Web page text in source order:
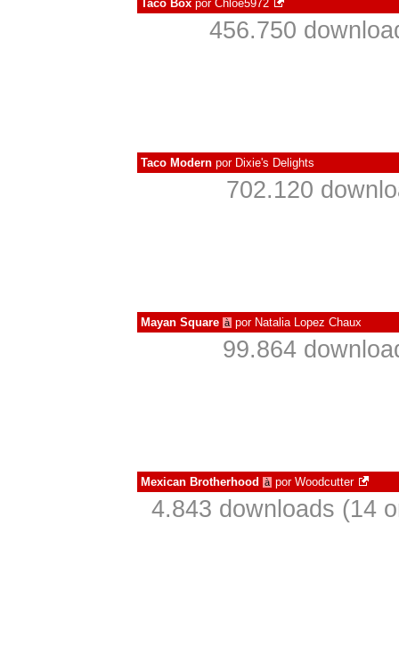
Taco Box por Chloe5972
456.750
Taco Modern por Dixie's Delights
702.120
Mayan Square à por Natalia Lopez Chaux
99.864
Mexican Brotherhood à por Woodcutter
4.843 downloads (14